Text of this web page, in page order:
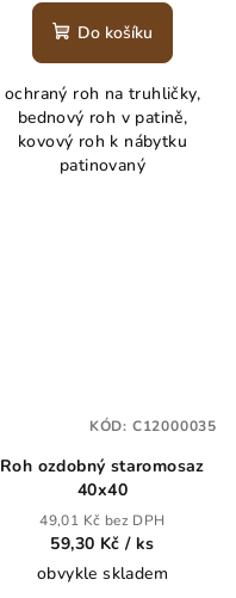
Do košíku
ochraný roh na truhličky,
bednový roh v patině,
kovový roh k nábytku
patinovaný
Roh ozdobný staromosaz
40x40
49,01 Kč bez DPH
59,30 Kč / ks
obvykle skladem
KÓD: C12000035